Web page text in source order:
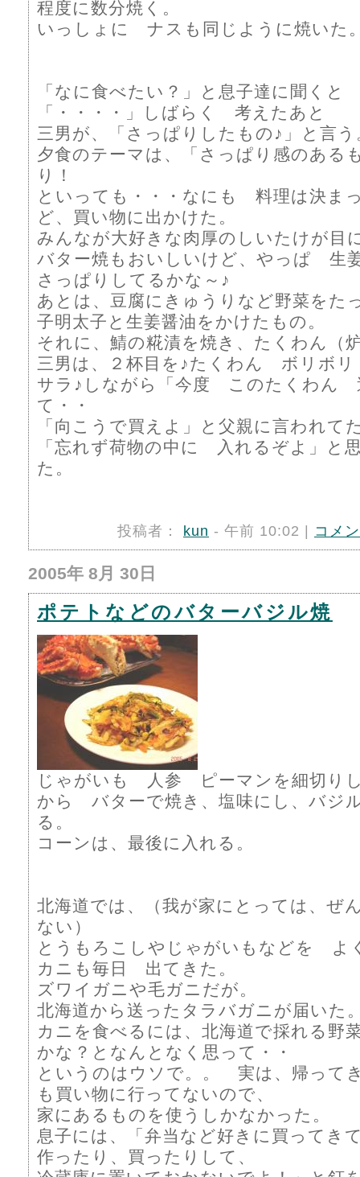
程度に数分焼く。
いっしょに ナスも同じように焼いた
「なに食べたい？」と息子達に聞くと
「・・・・」しばらく 考えたあと
三男が、「さっぱりしたもの♪」と言う
夕食のテーマは、「さっぱり感のある
り！
といっても・・・なにも 料理は決ま
ど、買い物に出かけた。
みんなが大好きな肉厚のしいたけが目
バター焼もおいしいけど、やっぱ 生
さっぱりしてるかな～♪
あとは、豆腐にきゅうりなど野菜をた
子明太子と生姜醤油をかけたもの。
それに、鯖の糀漬を焼き、たくわん（
三男は、２杯目を♪たくわん ボリボ
サラ♪しながら「今度 このたくわん
て・・
「向こうで買えよ」と父親に言われて
「忘れず荷物の中に 入れるぞよ」と
た。
投稿者： kun - 午前 10:02 | コメ
2005年 8月 30日
ポテトなどのバターバジル焼
じゃがいも 人参 ピーマンを細切り
から バターで焼き、塩味にし、バジ
る。
コーンは、最後に入れる。
北海道では、（我が家にとっては、
ない）
とうもろこしやじゃがいもなどを よ
カニも毎日 出てきた。
ズワイガニや毛ガニだが。
北海道から送ったタラバガニが届いた
カニを食べるには、北海道で採れる野
かな？となんとなく思って・・
というのはウソで。。 実は、帰って
も買い物に行ってないので、
家にあるものを使うしかなかった。
息子には、「弁当など好きに買ってき
作ったり、買ったりして、